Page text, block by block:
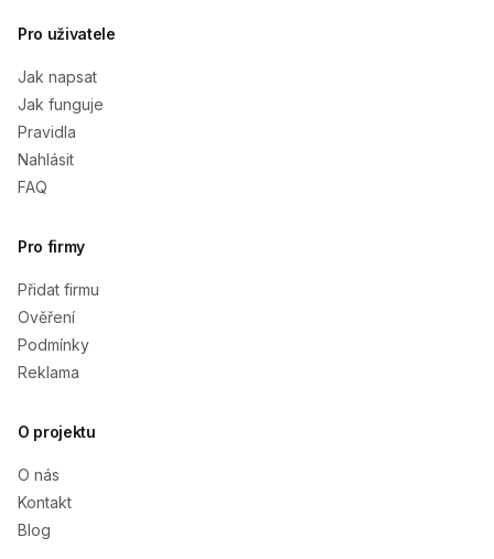
Pro uživatele
Jak napsat
Jak funguje
Pravidla
Nahlásit
FAQ
Pro firmy
Přidat firmu
Ověření
Podmínky
Reklama
O projektu
O nás
Kontakt
Blog